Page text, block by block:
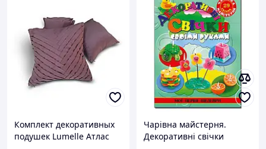
Комплект декоративных
подушек Lumelle Атлас
Чарівна майстерня.
Декоративні свічки